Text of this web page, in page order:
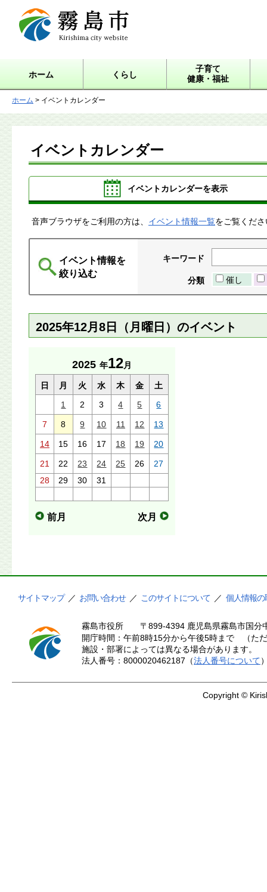
霧島市 Kirishima city
website
ホーム くらし
子育て
健康・福祉
ホーム > イベントカレンダー
イベントカレンダー
イベントカレンダーを表示
音声ブラウザをご利用の方は、 イベント情報一覧をご覧くだ
イベント情報を
絞り込む
キーワード
分類 催し
2025年12月8日（月曜日）のイベント
2025 年12月
日 月 火 水 木 金
土
1
2 3 4 5 6
7 8 9 10 11 12 13
14 15 16 17 18 19 20
21 22 23 24 25 26
27
28
29 30 31
前月 次月
サイトマップ ／ お問い合わせ ／ このサイトについて ／ 個人情報の
霧島市役所
〒899-4394 鹿児島県霧島市国
開庁時間：午前8時15分から午後5時まで （た
施設・部署によっては異なる場合があります。
法人番号：8000020462187（法人番号について
Copyright ©